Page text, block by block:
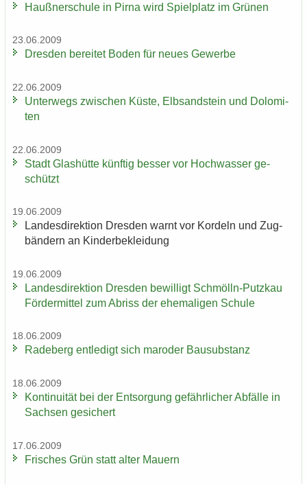
Hauß­ner­schu­le in Pirna wird Spiel­platz im Grü­nen
23.06.2009
Dres­den be­rei­tet Boden für neues Ge­wer­be
22.06.2009
Un­ter­wegs zwi­schen Küste, Elb­sand­stein und Do­lo­mi­
ten
22.06.2009
Stadt Glas­hüt­te künf­tig bes­ser vor Hoch­was­ser ge­
schützt
19.06.2009
Lan­des­di­rek­ti­on Dres­den warnt vor Kor­deln und Zug­
bän­dern an Kin­der­be­klei­dung
19.06.2009
Lan­des­di­rek­ti­on Dres­den be­wil­ligt Schmölln-​Putzkau
För­der­mit­tel zum Ab­riss der ehe­ma­li­gen Schu­le
18.06.2009
Ra­de­berg ent­le­digt sich ma­ro­der Bau­sub­stanz
18.06.2009
Kon­ti­nui­tät bei der Ent­sor­gung ge­fähr­li­cher Ab­fäl­le in
Sach­sen ge­si­chert
17.06.2009
Fri­sches Grün statt alter Mau­ern